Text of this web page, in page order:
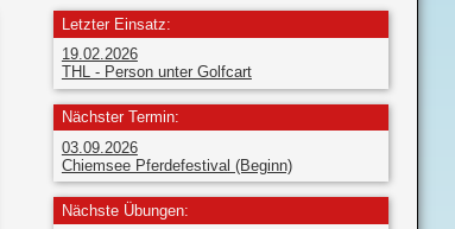
Letzter Einsatz:
19.02.2026
THL - Person unter Golfcart
Nächster Termin:
03.09.2026
Chiemsee Pferdefestival (Beginn)
Nächste Übungen: